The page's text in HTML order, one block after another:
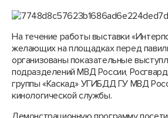
На течение работы выставки
желающих на площадках перед
организованы показательные
подразделений МВД России,
группы «Каскад» УГИБДД ГУ МВД
кинологической службы.